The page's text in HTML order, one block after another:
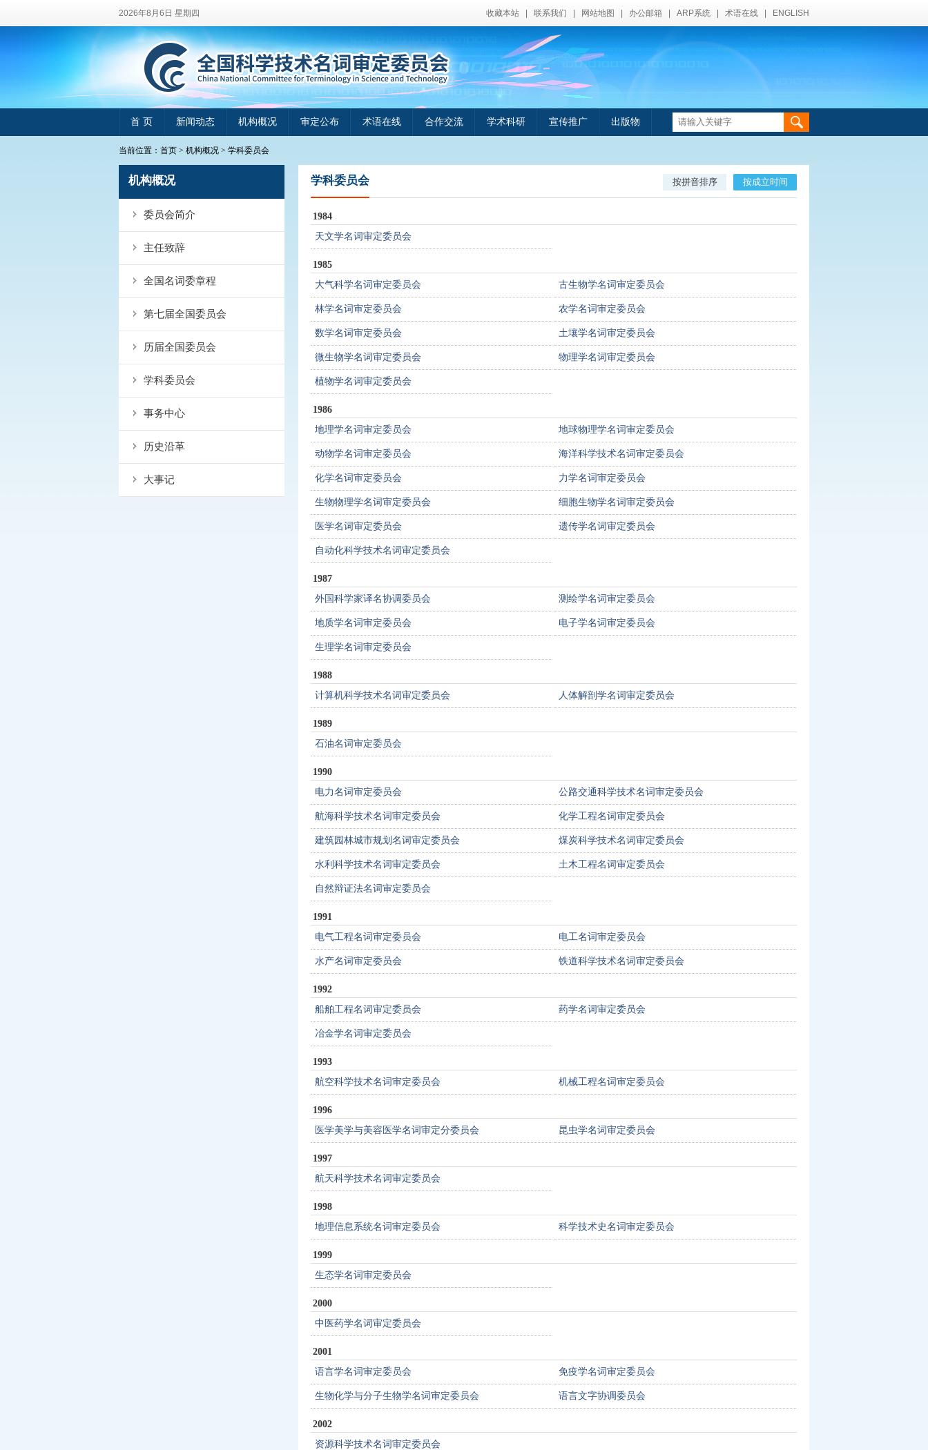
2026年8月6日 星期四 收藏本站 联系我们 网站地图 办公邮箱 ARP系统 术语在线 ENGLISH
首 页 新闻动态 机构概况 审定公布 术语在线 合作交流 学术科研 宣传推广 出版物
当前位置： 首页 > 机构概况 > 学科委员会
机构概况
委员会简介
主任致辞
全国名词委章程
第七届全国委员会
历届全国委员会
学科委员会
事务中心
历史沿革
大事记
学科委员会 按拼音排序 按成立时间
1984
天文学名词审定委员会
1985
大气科学名词审定委员会
古生物学名词审定委员会
林学名词审定委员会 农学名词审定委员会
数学名词审定委员会 土壤学名词审定委员会
微生物学名词审定委员会 物理学名词审定委员会
植物学名词审定委员会
1986
地理学名词审定委员会
地球物理学名词审定委员会
动物学名词审定委员会 海洋科学技术名词审定委员会
化学名词审定委员会 力学名词审定委员会
生物物理学名词审定委员会 细胞生物学名词审定委员会
医学名词审定委员会 遗传学名词审定委员会
自动化科学技术名词审定委员会
1987
外国科学家译名协调委员会
测绘学名词审定委员会
地质学名词审定委员会 电子学名词审定委员会
生理学名词审定委员会
1988
计算机科学技术名词审定委员会
人体解剖学名词审定委员会
1989
石油名词审定委员会
1990
电力名词审定委员会
公路交通科学技术名词审定委员会
航海科学技术名词审定委员会 化学工程名词审定委员会
建筑园林城市规划名词审定委员会 煤炭科学技术名词审定委员会
水利科学技术名词审定委员会 土木工程名词审定委员会
自然辩证法名词审定委员会
1991
电气工程名词审定委员会
电工名词审定委员会
水产名词审定委员会 铁道科学技术名词审定委员会
1992
船舶工程名词审定委员会
药学名词审定委员会
冶金学名词审定委员会
1993
航空科学技术名词审定委员会
机械工程名词审定委员会
1996
医学美学与美容医学名词审定分委员会
昆虫学名词审定委员会
1997
航天科学技术名词审定委员会
1998
地理信息系统名词审定委员会
科学技术史名词审定委员会
1999
生态学名词审定委员会
2000
中医药学名词审定委员会
2001
语言学名词审定委员会
免疫学名词审定委员会
生物化学与分子生物学名词审定委员会 语言文字协调委员会
2002
资源科学技术名词审定委员会